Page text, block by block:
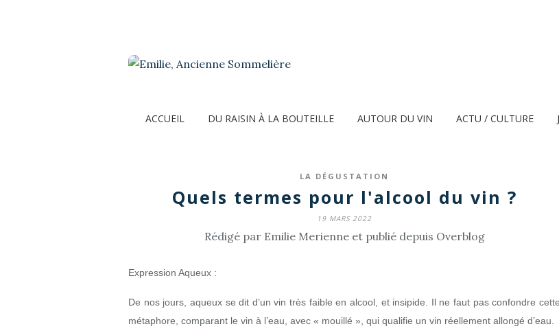
ACCUEIL DU RAISIN À LA BOUTEILLE AUTOUR DU VIN ACTU / CULTURE
LA DÉGUSTATION
Quels termes pour l'alcool du vin ?
19 MARS 2022
Rédigé par Emilie Merienne et publié depuis Overblog
Expression Aqueux :
De nos jours, aqueux se dit d’un vin très faible en alcool, et insipide. Il ne faut pas confondre cette
métaphore, comparant le vin à l’eau, avec « mouillé », qui qualifie un vin réellement allongé d’eau.